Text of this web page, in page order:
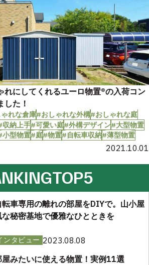
れにしてくれるユーロ物置®︎の入荷コン
した！
れな倉庫#おしゃれな外構#おしゃれな庭
収納上手#可愛い庭#外構デザイン#大型物置
小型物置#庭#物置#自転車収納#薄型物置
2021.10.01
TOP5
転車専用の離れの部屋をDIYで。山小屋
な秘密基地で優雅なひとときを
ンタビュー 2023.08.08
屋みたいに使える物置！実例11選